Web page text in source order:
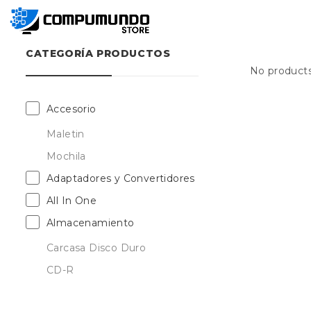
CATEGORÍA PRODUCTOS
Accesorio
Maletin
Mochila
Adaptadores y Convertidores
All In One
Almacenamiento
Carcasa Disco Duro
CD-R
No